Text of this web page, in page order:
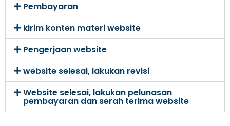
Pembayaran
kirim konten materi website
Pengerjaan website
website selesai, lakukan revisi
Website selesai, lakukan pelunasan
pembayaran dan serah terima website